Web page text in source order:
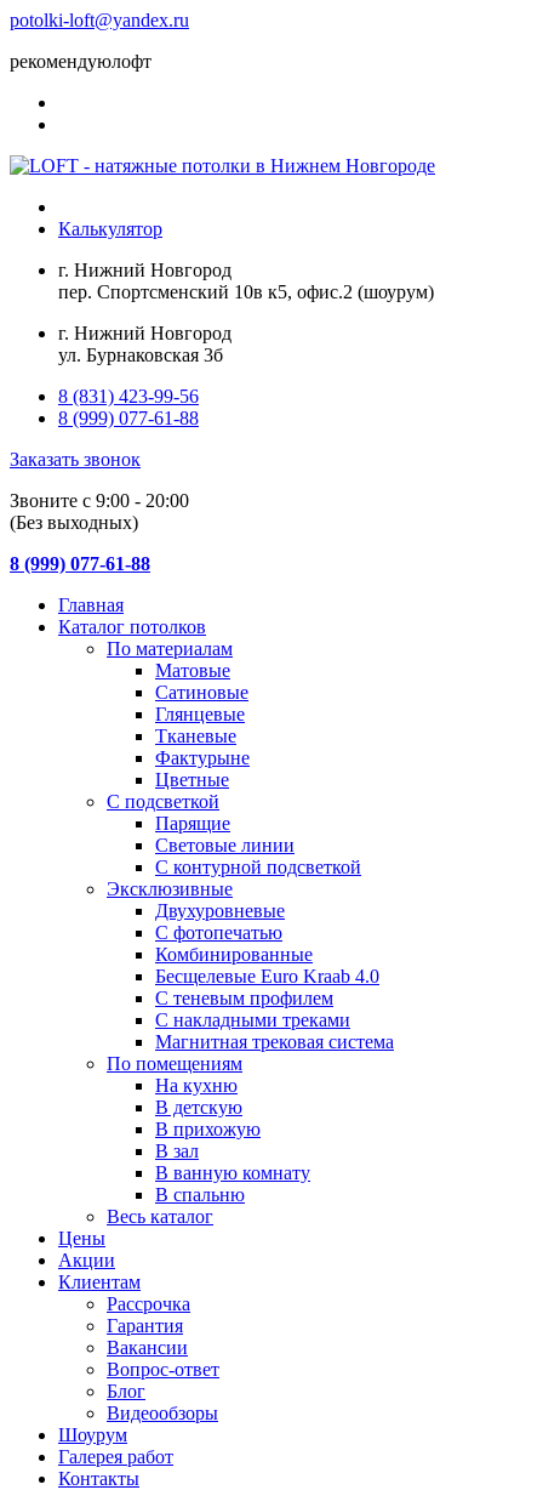
potolki-loft@yandex.ru
рекомендуюлофт
Калькулятор
г. Нижний Новгород
пер. Спортсменский 10в к5, офис.2 (шоурум)
г. Нижний Новгород
ул. Бурнаковская 3б
8 (831) 423-99-56
8 (999) 077-61-88
Заказать звонок
Звоните с 9:00 - 20:00
(Без выходных)
8 (999) 077-61-88
Главная
Каталог потолков
По материалам
Матовые
Сатиновые
Глянцевые
Тканевые
Фактурыне
Цветные
С подсветкой
Парящие
Световые линии
С контурной подсветкой
Эксклюзивные
Двухуровневые
С фотопечатью
Комбинированные
Бесщелевые Euro Kraab 4.0
С теневым профилем
С накладными треками
Магнитная трековая система
По помещениям
На кухню
В детскую
В прихожую
В зал
В ванную комнату
В спальню
Весь каталог
Цены
Акции
Клиентам
Рассрочка
Гарантия
Вакансии
Вопрос-ответ
Блог
Видеообзоры
Шоурум
Галерея работ
Контакты